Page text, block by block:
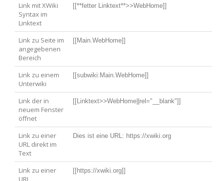
Link mit XWiki
Syntax im
Linktext
[[**fetter Linktext**>>WebHome]]
Link zu Seite im
angegebenen
Bereich
[[Main.WebHome]]
Link zu einem
Unterwiki
[[subwiki:Main.WebHome]]
Link der in
neuem Fenster
öffnet
[[Linktext>>WebHome||rel="__blank"]]
Link zu einer
URL direkt im
Text
Dies ist eine URL: https://xwiki.org
Link zu einer
URL
[[https://xwiki.org]]